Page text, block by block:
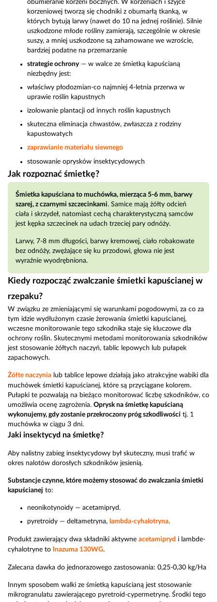
obumieranie korzeni bocznych. W korzeniach i szyjce
korzeniowej tworzą się chodniki z obumarłą tkanką, w
których bytują larwy (nawet do 10 na jednej roślinie). Silnie
uszkodzone młode rośliny zamierają, szczególnie w okresie
suszy, a mniej uszkodzone są zahamowane we wzroście,
bardziej podatne na przemarzanie
strategie ochrony— w walce ze śmietką kapuścianą
niezbędny jest:
właściwy płodozmian-co najmniej 4-letnia przerwa w
uprawie roślin kapustnych
izolowanie plantacji od innych roślin kapustnych
skuteczna eliminacja chwastów, zwłaszcza z rodziny
kapustowatych
zaprawianie materiału siewnego
stosowanie oprysków insektycydowych
Jak rozpoznać śmietkę?
Śmietka kapuściana to muchówka, mierząca 5-6 mm, barwy
szarej, z czarnymi szczecinkami. Samice mają żółty odcień
ciała i skrzydeł, natomiast cechą charakterystyczną samców
jest kępka szczecinek na udach trzeciej pary odnóży.
Larwy, 7-8 mm długości, barwy kremowej, ciało robakowate
bez odnóży, zwężające się ku przodowi, głowa nie jest
wyraźnie wyodrębniona.
Kiedy rozpocząć zwalczanie śmietki kapuścianej w
rzepaku?
W związku ze zmieniającymi się warunkami pogodowymi, za co za
tym idzie wydłużonym czasie żerowania śmietki kapuścianej,
wczesne monitorowanie tego szkodnika staje się kluczowe dla
ochrony roślin. Skutecznymi metodami monitorowania szkodników
jest stosowanie żółtych naczyń, tablic lepowych lub pułapek
zapachowych.
Żółte naczynia lub tablice lepowe działają jako atrakcyjne wabiki dla
muchówek śmietki kapuścianej, które są przyciągane kolorem.
Pułapki te pozwalają na bieżąco monitorować liczbę szkodników, co
umożliwia ocenę zagrożenia. Oprysk na śmietkę kapuścianą
wykonujemy, gdy zostanie przekroczony próg szkodliwości tj. 1
muchówka w ciągu 3 dni.
Jaki insektycyd na śmietkę?
Aby nalistny zabieg insektycydowy był skuteczny, musi trafić w
okres nalotów dorosłych szkodników jesienią.
Substancje czynne, które możemy stosować do zwalczania śmietki
kapuścianej to:
neonikotynoidy — acetamipryd.
pyretroidy — deltametryna, lambda-cyhalotryna.
Produkt zawierający dwa składniki aktywne acetamipryd i lambde-
cyhalotryne to Inazuma 130WG.
Zalecana dawka do jednorazowego zastosowania: 0,25-0,30 kg/Ha
Innym sposobem walki ze śmietką kapuścianą jest stosowanie
mikrogranulatu zawierającego pyretroid-cypermetrynę. Środki tego